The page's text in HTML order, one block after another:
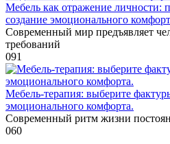
Мебель как отражение личности:
создание эмоционального
Современный мир предъявляет
требований
091
Мебель-терапия: выберите
эмоционального комфорта.
Современный ритм жизни
060